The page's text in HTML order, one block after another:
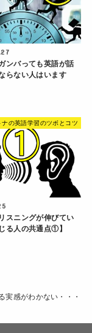
ンバっても英語が話
らない人はいます
ナの英語学習のツボとコツ
スニングが伸びてい
る人の共通点①】
実感がわかない・・・